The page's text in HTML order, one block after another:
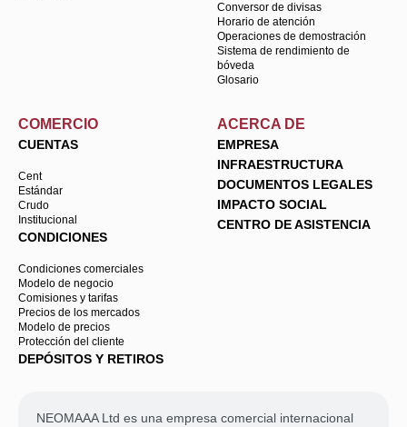
Conversor de divisas
Horario de atención
Operaciones de demostración
Sistema de rendimiento de
bóveda
Glosario
COMERCIO
CUENTAS
Cent
Estándar
Crudo
Institucional
CONDICIONES
Condiciones comerciales
Modelo de negocio
Comisiones y tarifas
Precios de los mercados
Modelo de precios
Protección del cliente
DEPÓSITOS Y RETIROS
ACERCA DE
EMPRESA
INFRAESTRUCTURA
DOCUMENTOS LEGALES
IMPACTO SOCIAL
CENTRO DE ASISTENCIA
NEOMAAA Ltd es una empresa comercial internacional